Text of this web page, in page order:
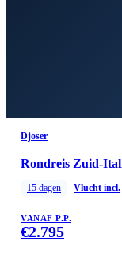
Djoser
Rondreis Zuid-
15 dagen Vlucht incl.
VANAF P.P.
€2.795